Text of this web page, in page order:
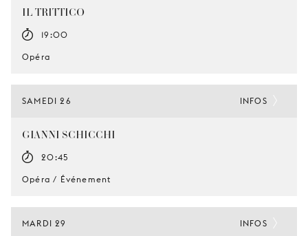
IL TRITTICO
19:00
Opéra
SAMEDI 26
GIANNI SCHICCHI
20:45
Opéra / Événement
INFOS
MARDI 29 INFOS